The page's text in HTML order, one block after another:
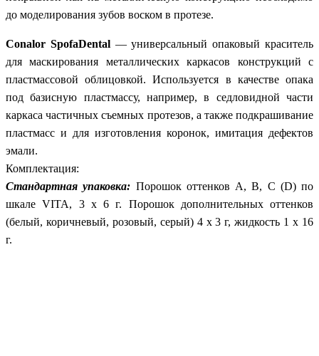
до моделирования зубов воском в протезе.
Conalor SpofaDental— универсальный опаковый краситель
для маскирования металлических каркасов конструкций с
пластмассовой облицовкой. Используется в качестве опака
под базисную пластмассу, например, в седловидной части
каркаса частичных съемных протезов, а также подкрашивание
пластмасс и для изготовления коронок, имитация дефектов
эмали.
Комплектация:
Стандартная упаковка: Порошок оттенков А, В, С (D) по
шкале VITA, 3 x 6 г. Порошок дополнительных оттенков
(белый, коричневый, розовый, серый) 4 x 3 г, жидкость 1 x 16
г.